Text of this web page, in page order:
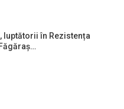
luptătorii în Rezistența